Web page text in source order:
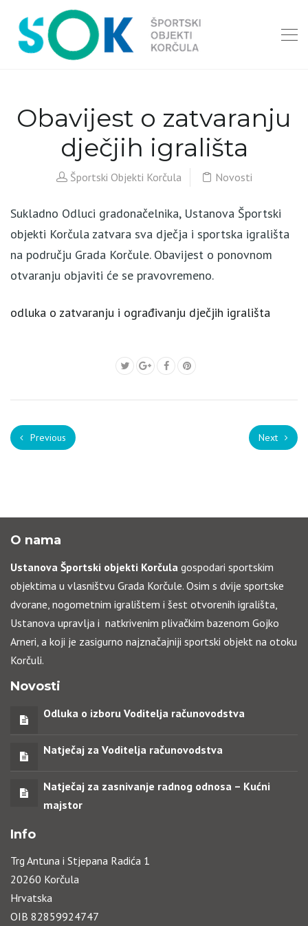
Obavijest o zatvaranju
dječjih igrališta
Športski Objekti Korčula Novosti
Sukladno Odluci gradonačelnika, Ustanova Športski
objekti Korčula zatvara sva dječja i sportska igrališta
na području Grada Korčule. Obavijest o ponovnom
otvaranju objaviti će se pravovremeno.
odluka o zatvaranju i ograđivanju dječjih igrališta
Previous Next
O nama
Ustanova Športski objekti Korčula gospodari sportskim
objektima u vlasništvu Grada Korčule. Osim s dvije sportske
dvorane, nogometnim igralištem i šest otvorenih igrališta,
Ustanova upravlja i natkrivenim plivačkim bazenom Gojko
Arneri, a koji je zasigurno najznačajniji sportski objekt na otoku
Korčuli.
Novosti
Odluka o izboru Voditelja računovodstva
Natječaj za Voditelja računovodstva
Natječaj za zasnivanje radnog odnosa – Kućni
majstor
Info
Trg Antuna i Stjepana Radića 1
20260 Korčula
Hrvatska
OIB 82859924747